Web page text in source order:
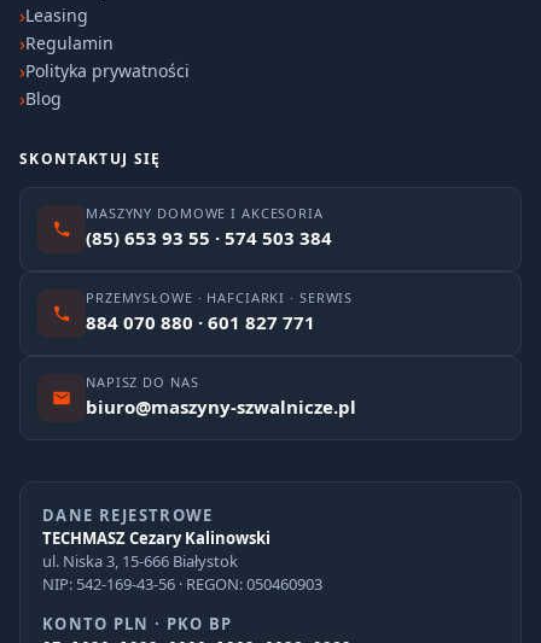
Leasing
Regulamin
Polityka prywatności
Blog
SKONTAKTUJ SIĘ
MASZYNY DOMOWE I AKCESORIA
(85) 653 93 55 · 574 503 384
PRZEMYSŁOWE · HAFCIARKI · SERWIS
884 070 880 · 601 827 771
NAPISZ DO NAS
biuro@maszyny-szwalnicze.pl
DANE REJESTROWE
TECHMASZ Cezary Kalinowski
ul. Niska 3, 15-666 Białystok
NIP: 542-169-43-56 · REGON: 050460903
KONTO PLN · PKO BP